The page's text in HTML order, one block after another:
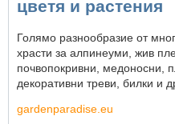
цветя и растения
Голямо разнообразие от
храсти за алпинеуми, жив
почвопокривни, медоносни,
декоративни треви, билки и
gardenparadise.eu